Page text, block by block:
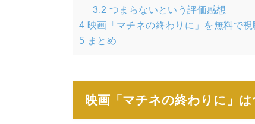
3.2 つまらないという評価感想
4 映画「マチネの終わりに」を無料で
5 まとめ
映画「マチネの終わりに」